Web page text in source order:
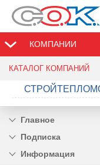
КОМПАНИИ
КАТАЛОГ КОМПАНИЙ
Главное
Подписка
Информация